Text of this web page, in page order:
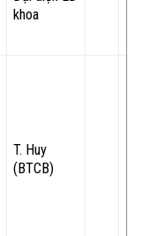
khoa
T. Huy
(BTCB)